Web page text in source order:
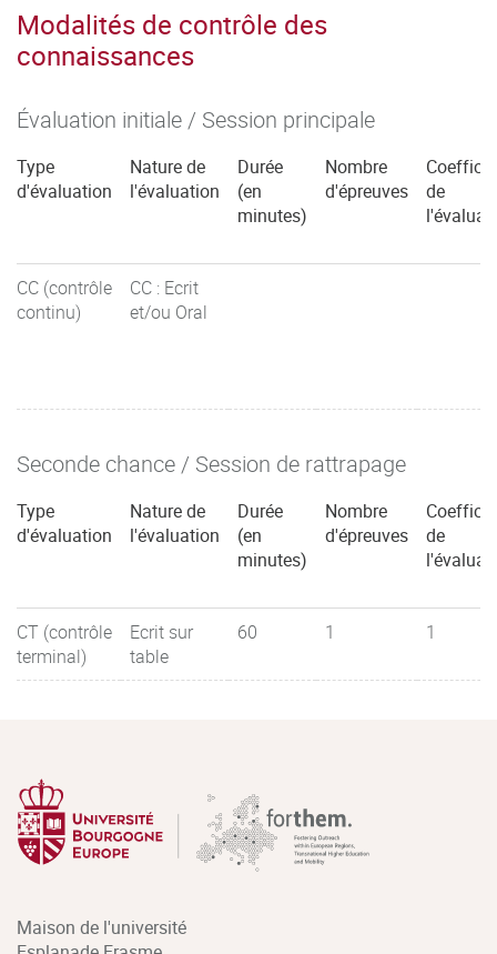
Modalités de contrôle des
connaissances
Évaluation initiale / Session principale
Type
d'évaluation
Nature de
l'évaluation
Durée
(en
minutes)
Nombre
d'épreuves
de
CC (contrôle
continu)
CC : Ecrit
et/ou Oral
Seconde chance / Session de rattrapage
Type
d'évaluation
Nature de
l'évaluation
Durée
(en
minutes)
Nombre
d'épreuves
de
CT (contrôle
terminal)
Ecrit sur
table
60 1 1
Maison de l'université